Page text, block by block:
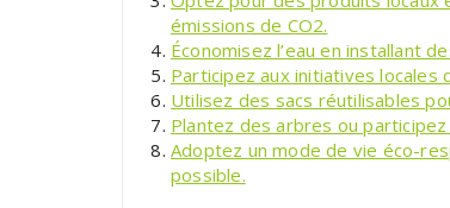
émissions de CO2.
Économisez l’eau en installant
Participez aux initiatives
Utilisez des sacs réutilisables
Plantez des arbres ou
Adoptez un mode de vie éco-
possible.